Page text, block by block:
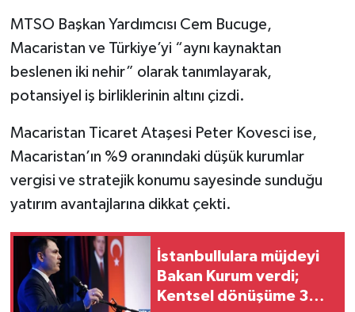
MTSO Başkan Yardımcısı Cem Bucuge,
Macaristan ve Türkiye’yi “aynı kaynaktan
beslenen iki nehir” olarak tanımlayarak,
potansiyel iş birliklerinin altını çizdi.
Macaristan Ticaret Ataşesi Peter Kovesci ise,
Macaristan’ın %9 oranındaki düşük kurumlar
vergisi ve stratejik konumu sayesinde sunduğu
yatırım avantajlarına dikkat çekti.
İstanbullulara müjdeyi
Bakan Kurum verdi;
Kentsel dönüşüme 3